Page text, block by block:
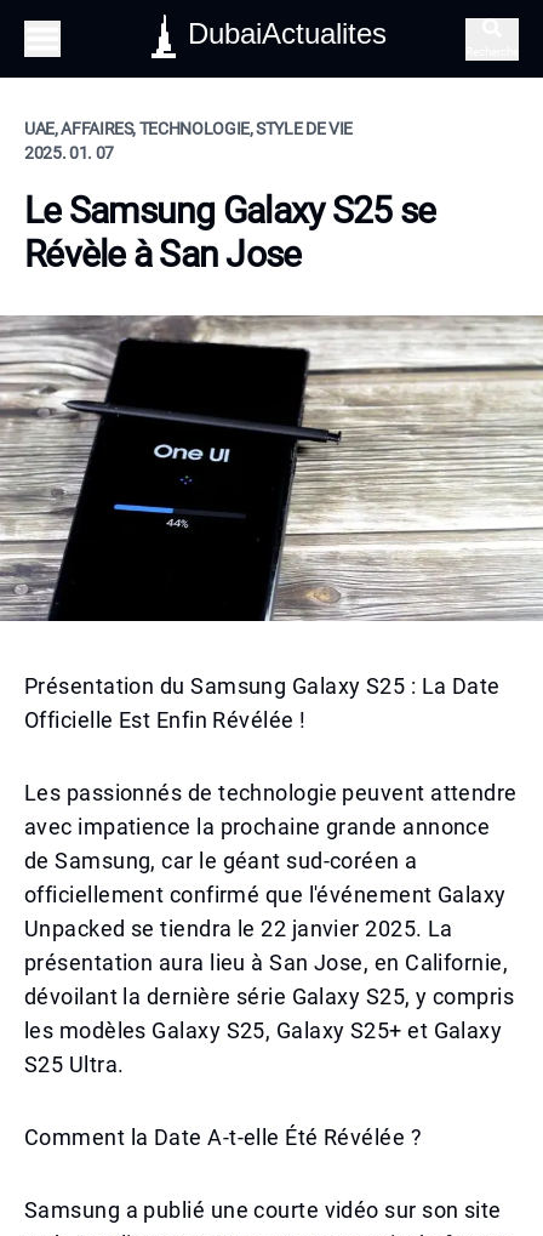
DubaiActualites
UAE, AFFAIRES, TECHNOLOGIE, STYLE DE VIE
2025. 01. 07
Le Samsung Galaxy S25 se
Révèle à San Jose
Présentation du Samsung Galaxy S25 : La Date
Officielle Est Enfin Révélée !
Les passionnés de technologie peuvent attendre
avec impatience la prochaine grande annonce
de Samsung, car le géant sud-coréen a
officiellement confirmé que l'événement Galaxy
Unpacked se tiendra le 22 janvier 2025. La
présentation aura lieu à San Jose, en Californie,
dévoilant la dernière série Galaxy S25, y compris
les modèles Galaxy S25, Galaxy S25+ et Galaxy
S25 Ultra.
Comment la Date A-t-elle Été Révélée ?
Samsung a publié une courte vidéo sur son site